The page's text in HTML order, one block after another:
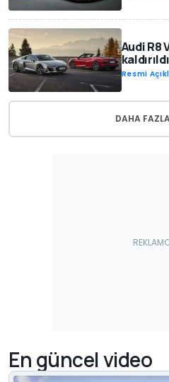
Audi R8
kaldırıldı
Resmi
DAHA
En güncel video